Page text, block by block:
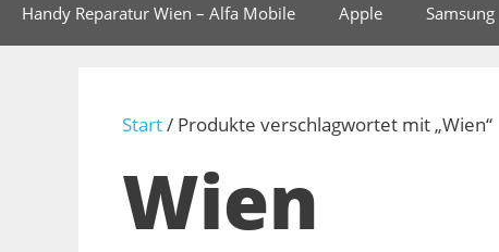
Handy Reparatur Wien – Alfa Mobile Apple Samsung
Start/ Produkte verschlagwortet mit „Wien“
Wien